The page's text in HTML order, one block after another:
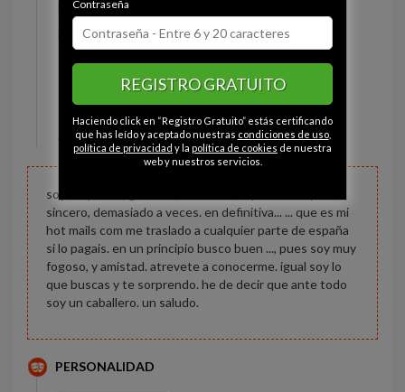
Estado civil:
Fumador/a: Sí
Gris-canoso
Constitución: Normal
Altura: 175 cm
soy simpatico, gracioso, divertido, espontaneo y
sincero, demasiado a veces. en definitiva... ... que es mi
hot mails com me traslado a cualquier parte de españa
si lo pagais. en un principio busco buen ..., pues soy muy
fogoso, y amistad. atrevete a conocerme. igual soy lo
que buscas y te sorprendo. he de decir que ante todo
soy un caballero. un saludo.
PERSONALIDAD
Contraseña
REGISTRO GRATUITO
Haciendo click en “Registro Gratuito” estás certificando
que has leído y aceptado nuestras condiciones de uso,
política de privacidad y la política de cookies de nuestra
web y nuestros servicios.